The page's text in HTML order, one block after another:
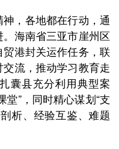
，各地都在行动，通
海南省三亚市崖州区
港封关运作任务，联
流，推动学习教育走
囊县充分利用典型案
堂”，同时精心谋划“支
析、经验互鉴、难题